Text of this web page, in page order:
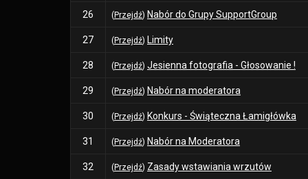
26 ( Przejdź) Nabór do Grupy SupportGroup
27 ( Przejdź) Limity
28 ( Przejdź) Jesienna fotografia - Głosowanie !
29 ( Przejdź) Nabór na moderatora
30 ( Przejdź) Konkurs - Świąteczna Łamigłówka
31 ( Przejdź) Nabór na Moderatora
32 ( Przejdź) Zasady wstawiania wrzutów